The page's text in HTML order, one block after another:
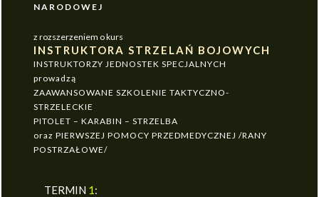
NARODOWEJ
z rozszerzeniem o kurs
INSTRUKTORA STRZELAŃ BOJOWYCH
INSTRUKTORZY JEDNOSTEK SPECJALNYCH
prowadzą
ZAAWANSOWANE SZKOLENIE TAKTYCZNO-
STRZELECKIE
PITOLET – KARABIN – STRZELBA
oraz PIERWSZEJ POMOCY PRZEDMEDYCZNEJ /RANY
POSTRZAŁOWE/
TERMIN 1: